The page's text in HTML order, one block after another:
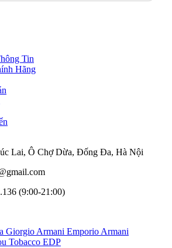
Tin
Hãng
Lai, Ô Chợ Dừa, Đống Đa, Hà Nội
(9:00-21:00)
Giorgio Armani Emporio Armani
Tobacco EDP